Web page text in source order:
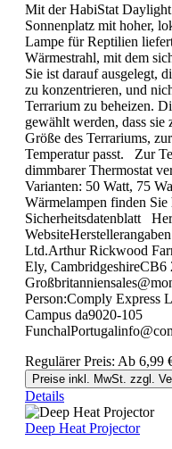
Mit der HabiStat
Sonnenplatz mit hoher,
Lampe für Reptilien
Wärmestrahl, mit dem
Sie ist darauf ausgelegt,
zu konzentrieren, und
Terrarium zu beheizen.
gewählt werden, dass sie
Größe des Terrariums,
Temperatur passt. Zur
dimmbarer Thermostat
Varianten: 50 Watt, 75
Wärmelampen finden
Sicherheitsdatenblatt
Ltd.Arthur Rickwood
Ely,
Person:Comply Express
Campus da9020-105
Regulärer Preis: Ab 6,99
Preise inkl. MwSt. zzgl.
Details
Deep Heat Projector